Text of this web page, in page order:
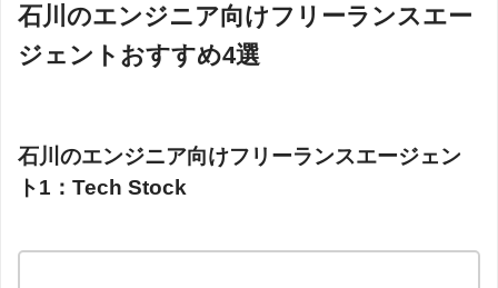
石川のエンジニア向けフリーランスエー
ジェントおすすめ4選
石川のエンジニア向けフリーランスエージェン
ト1：Tech Stock